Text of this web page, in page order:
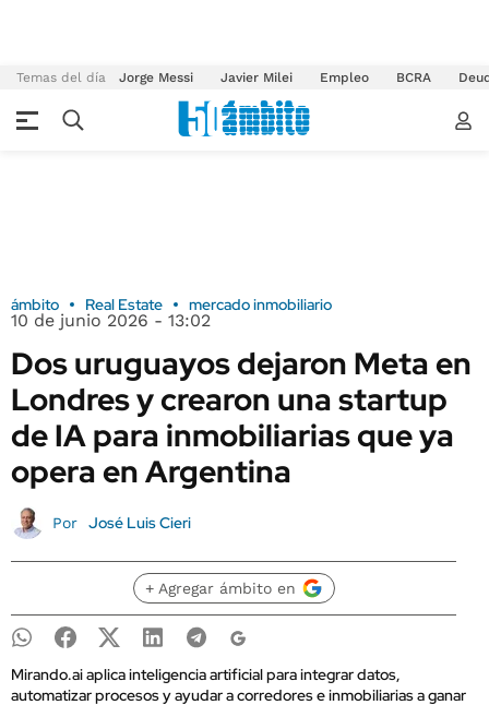
Temas del día Jorge Messi Javier Milei Empleo BCRA
ámbito Real Estate mercado inmobiliario
10 de junio 2026 - 13:02
Dos uruguayos dejaron Meta en
Londres y crearon una startup
de IA para inmobiliarias que ya
opera en Argentina
Por José Luis Cieri
+ Agregar ámbito en
Mirando.ai aplica inteligencia artificial para integrar datos,
automatizar procesos y ayudar a corredores e inmobiliarias a ganar